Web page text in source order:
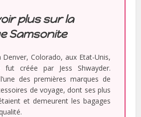
plus sur la
Samsonite
Denver, Colorado, aux Etat-Unis,
créée par Jess Shwayder.
des premières marques de
de voyage, dont ses plus
et demeurent les bagages